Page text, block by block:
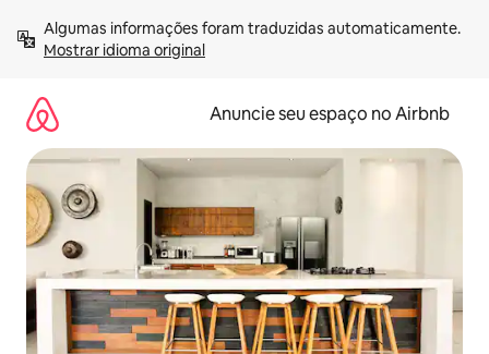
para
Mostrar idioma original
Anuncie seu espaço no Airbnb